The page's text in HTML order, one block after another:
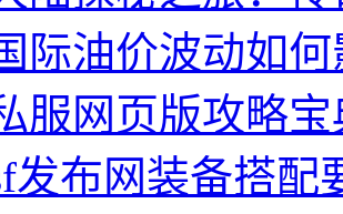
际油价波动如
服网页版攻略
发布网装备搭配